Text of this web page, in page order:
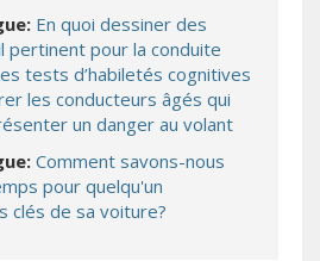
En quoi dessiner des
pertinent pour la conduite
tests d’habiletés cognitives
les conducteurs âgés qui
un danger au volant
Comment savons-nous
pour quelqu'un
clés de sa voiture?